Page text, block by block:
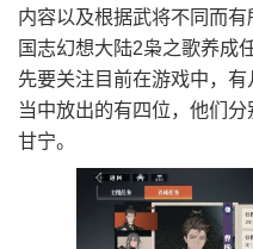
内容以及根据武将不同而
国志幻想大陆2枭之歌养成
先要关注目前在游戏中，
当中放出的有四位，他们
甘宁。